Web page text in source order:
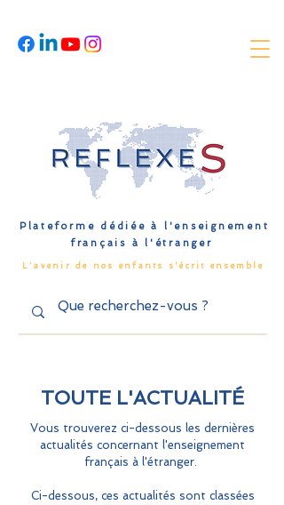
Plateforme dédiée à l'enseignement
français à l'étranger
L'avenir de nos enfants s'écrit ensemble
TOUTE L'ACTUALITÉ
Vous trouverez ci-dessous les dernières
actualités concernant l'enseignement
français à l'étranger.
Ci-dessous, ces actualités sont classées